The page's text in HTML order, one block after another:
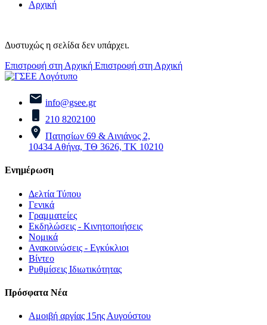
Αρχική
Δυστυχώς η σελίδα δεν υπάρχει.
Επιστροφή στη Αρχική Επιστροφή στη Αρχική
info@gsee.gr
210 8202100
Πατησίων 69 & Αινιάνος 2,
10434 Αθήνα, ΤΘ 3626, ΤΚ 10210
Ενημέρωση
Δελτία Τύπου
Γενικά
Γραμματείες
Εκδηλώσεις - Κινητοποιήσεις
Νομικά
Ανακοινώσεις - Εγκύκλιοι
Βίντεο
Ρυθμίσεις Ιδιωτικότητας
Πρόσφατα Νέα
Αμοιβή αργίας 15ης Αυγούστου